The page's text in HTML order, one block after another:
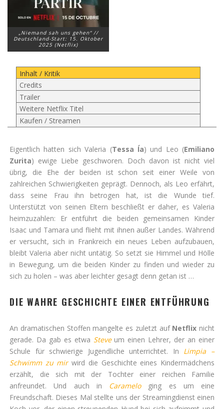
„Niemand sah uns gehen“ //
Deutschland-Start: 15. Oktober
2025 (Netflix)
Inhalt / Kritik
Credits
Trailer
Weitere Netflix Titel
Kaufen / Streamen
Eigentlich hatten sich Valeria (Tessa Ía) und Leo (Emiliano
Zurita) ewige Liebe geschworen. Doch davon ist nicht viel
übrig, die Ehe der beiden ist schon seit einer Weile von
zahlreichen Schwierigkeiten geprägt. Dennoch, als Leo erfährt,
dass seine Frau ihn betrogen hat, ist die Wunde tief.
Unterstützt von seinen Eltern beschließt er daher, es Valeria
heimzuzahlen: Er entführt die beiden gemeinsamen Kinder
Isaac und Tamara und flieht mit ihnen außer Landes. Während
er versucht, sich in Frankreich ein neues Leben aufzubauen,
bleibt Valeria aber nicht untätig. So setzt sie Himmel und Hölle
in Bewegung, um die beiden Kinder zu finden und wieder zu
sich zu holen – was aber leichter gesagt denn getan ist …
DIE WAHRE GESCHICHTE EINER ENTFÜHRUNG
An dramatischen Stoffen mangelte es zuletzt auf Netflix nicht
gerade. Da gab es etwa Steve um einen Lehrer, der an einer
Schule für schwierige Jugendliche unterrichtet. In Limpia –
Schwimm zu mirwird die Geschichte eines Kindermädchens
erzählt, die sich mit der Tochter einer reichen Familie
anfreundet. Und auch in Caramelo
ging es um eine
Freundschaft. Dieses Mal stellte uns der Streamingdienst einen